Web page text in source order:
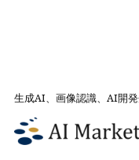
生成AI、画像認識、AI開
AI会社とのマッチングは
ウェビナー／セミナー／
Market Conference 2026
決定！